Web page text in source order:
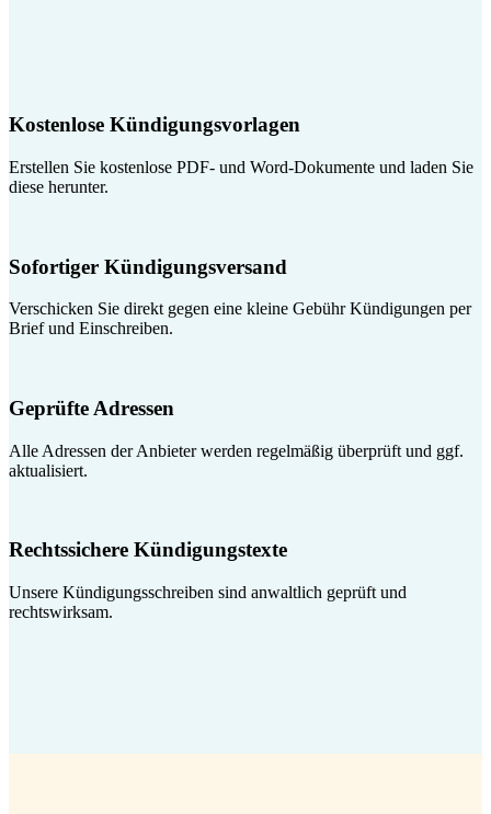
Kostenlose Kündigungsvorlagen
Erstellen Sie kostenlose PDF- und Word-Dokumente und laden Sie
diese herunter.
Sofortiger Kündigungsversand
Verschicken Sie direkt gegen eine kleine Gebühr Kündigungen per
Brief und Einschreiben.
Geprüfte Adressen
Alle Adressen der Anbieter werden regelmäßig überprüft und ggf.
aktualisiert.
Rechtssichere Kündigungstexte
Unsere Kündigungsschreiben sind anwaltlich geprüft und
rechtswirksam.